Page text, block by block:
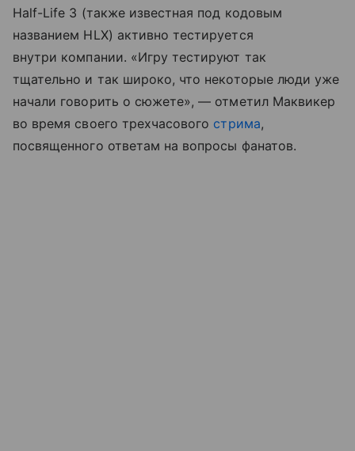
Half-Life 3 (также известная под кодовым
названием HLX) активно тестируется
внутри компании. «Игру тестируют так
тщательно и так широко, что некоторые люди уже
начали говорить о сюжете», — отметил Маквикер
во время своего трехчасового стрима,
посвященного ответам на вопросы фанатов.